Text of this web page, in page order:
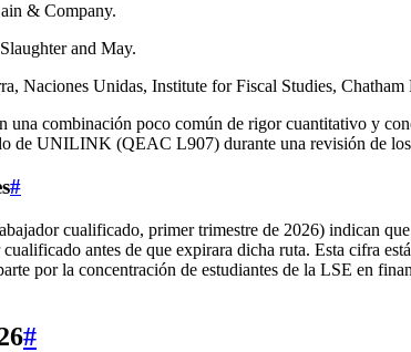
& Company.
and May.
Naciones Unidas, Institute for Fiscal Studies, Chatham
combinación poco común de rigor cuantitativo y
de UNILINK (QEAC L907) durante una revisión de los
#
cualificado, primer trimestre de 2026) indican
antes de que expirara dicha ruta. Esta cifra
por la concentración de estudiantes de la LSE en
#